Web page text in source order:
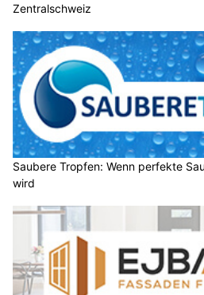
Zentralschweiz
Saubere Tropfen: Wenn perfekte
wird